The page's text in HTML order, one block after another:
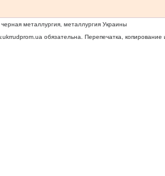
металлургия, металлургия Украины
обязательна. Перепечатка,